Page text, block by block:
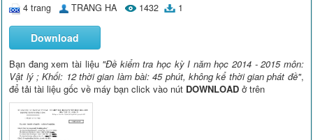
4 trang TRANG HA 1432 1
Download
Bạn đang xem tài liệu "Đề kiểm tra học kỳ I năm học 2014 - 2015 môn:
Vật lý ; Khối: 12 thời gian làm bài: 45 phút, không kể thời gian phát đề",
để tải tài liệu gốc về máy bạn click vào nút DOWNLOAD ở trên